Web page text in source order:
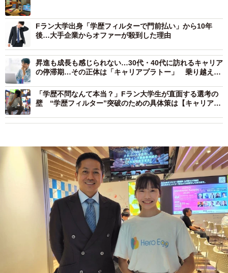
Fラン大学出身「学歴フィルターで門前払い」から10年
後…大手企業からオファーが殺到した理由
昇進も成長も感じられない…30代・40代に訪れるキャリア
の停滞期…その正体は「キャリアプラトー」 乗り越える
「学歴不問なんて本当？」Fラン大学生が直面する選考の
壁 “学歴フィルター”突破のための具体策は【キャリアカ